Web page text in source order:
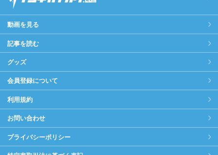
動画を見る
記事を読む
グッズ
会員登録について
利用規約
お問い合わせ
プライバシーポリシー